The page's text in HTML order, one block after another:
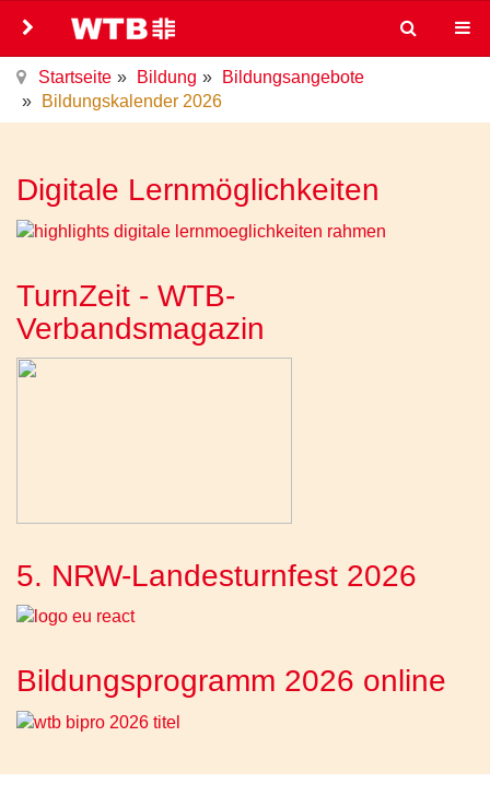
Startseite Bildung
Bildungsangebote
Bildungskalender 2026
Digitale Lernmöglichkeiten
TurnZeit - WTB-
Verbandsmagazin
5. NRW-Landesturnfest 2026
Bildungsprogramm 2026 online